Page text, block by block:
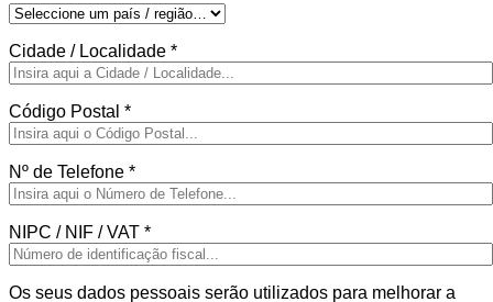
Cidade / Localidade *
Código Postal *
Nº de Telefone *
NIPC / NIF / VAT *
Os seus dados pessoais serão utilizados para melhorar a